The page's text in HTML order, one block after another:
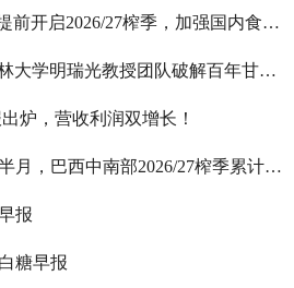
ISMA与NFCSF提议提前开启2026/27榨季，加强国内食糖供应
再发Nature！福建农林大学明瑞光教授团队破解百年甘蔗育种谜题：母本如何送出一份“双倍遗传礼物”
炉，营收利润双增长！
UNICA：截至6月下半月，巴西中南部2026/27榨季累计产糖1075.4万吨，同比减少152万吨
报
糖早报